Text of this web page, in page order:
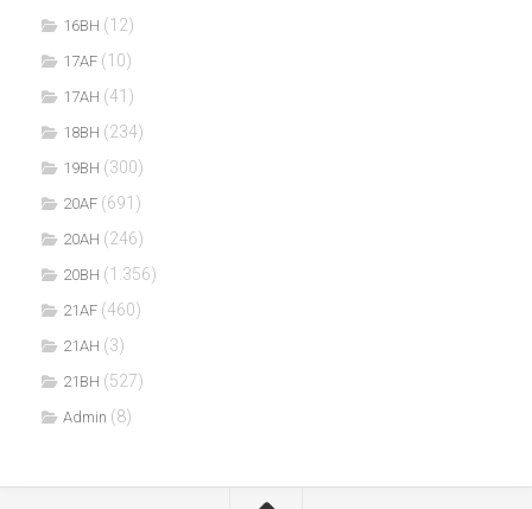
16BH (12)
17AF (10)
17AH (41)
18BH (234)
19BH (300)
20AF (691)
20AH (246)
20BH (1.356)
21AF (460)
21AH (3)
21BH (527)
Admin (8)